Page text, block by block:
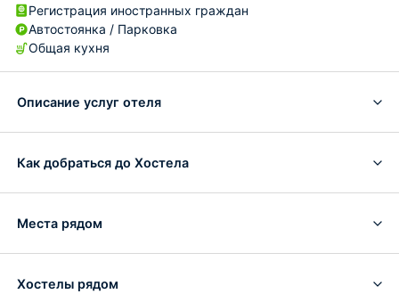
Регистрация иностранных граждан
Автостоянка / Парковка
Общая кухня
Описание услуг отеля
Как добраться до Хостела
Места рядом
Хостелы рядом